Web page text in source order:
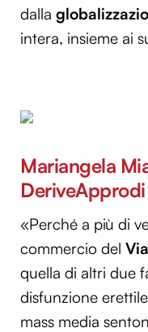
dalla
intera, insieme ai
Mariangela
DeriveApprodi
«Perché a più di
commercio del
quella di altri due
disfunzione
mass media